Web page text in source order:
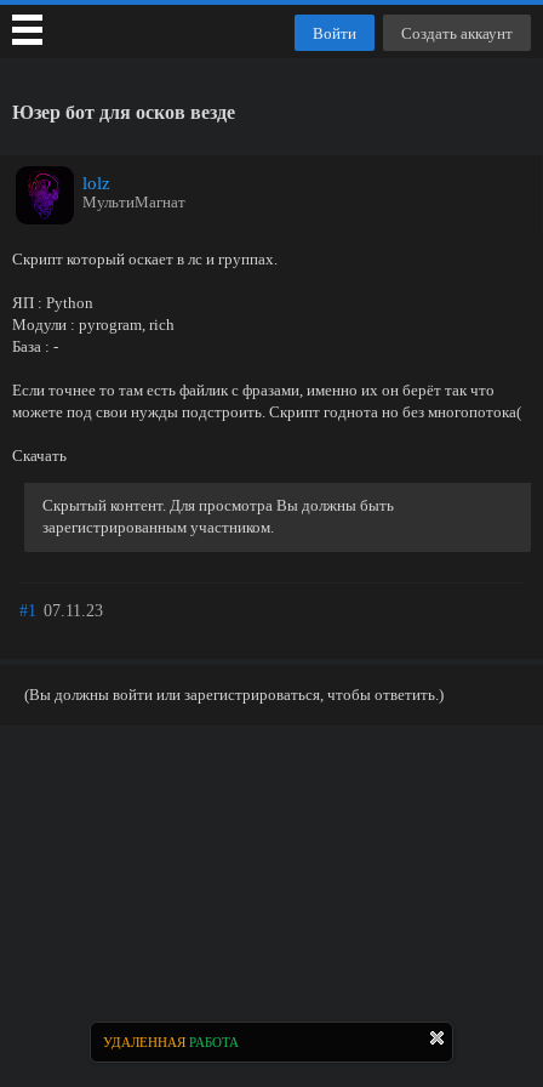
УДАЛЕННАЯ РАБОТА
Юзер бот для осков везде
lolz
МультиМагнат
Скрипт который оскает в лс и группах.
ЯП : Python
Модули : pyrogram, rich
База : -
Если точнее то там есть файлик с фразами, именно их он берёт так что
можете под свои нужды подстроить. Скрипт годнота но без многопотока(
Скачать
Скрытый контент. Для просмотра Вы должны быть
зарегистрированным участником.
#1 07.11.23
(Вы должны войти или зарегистрироваться, чтобы ответить.)
Войти Создать аккаунт